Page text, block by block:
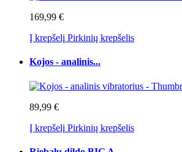
169,99 €
Į krepšelį Pirkinių krepšelis
Kojos - analinis...
89,99 €
Į krepšelį Pirkinių krepšelis